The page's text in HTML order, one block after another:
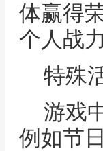
体赢得
个人战
特殊
游戏
例如节